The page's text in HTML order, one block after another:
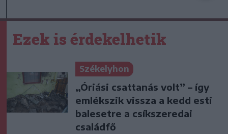
Ezek is érdekelhetik
Székelyhon
„Óriási csattanás volt” – így
emlékszik vissza a kedd esti
balesetre a csíkszeredai
családfő